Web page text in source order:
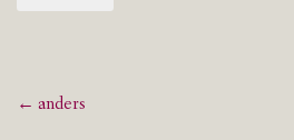
Post
← anders